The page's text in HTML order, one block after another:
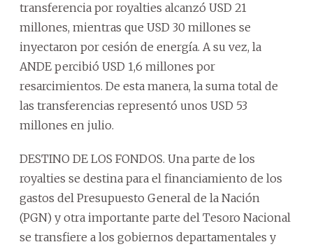
transferencia por royalties alcanzó USD 21
millones, mientras que USD 30 millones se
inyectaron por cesión de energía. A su vez, la
ANDE percibió USD 1,6 millones por
resarcimientos. De esta manera, la suma total de
las transferencias representó unos USD 53
millones en julio.
DESTINO DE LOS FONDOS. Una parte de los
royalties se destina para el financiamiento de los
gastos del Presupuesto General de la Nación
(PGN) y otra importante parte del Tesoro Nacional
se transfiere a los gobiernos departamentales y